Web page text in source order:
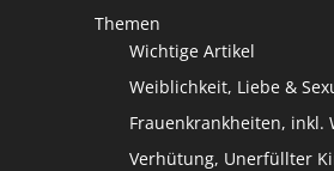
Themen
Wichtige Artikel
Weiblichkeit, Liebe &
Frauenkrankheiten, inkl.
Verhütung, Unerfüllter